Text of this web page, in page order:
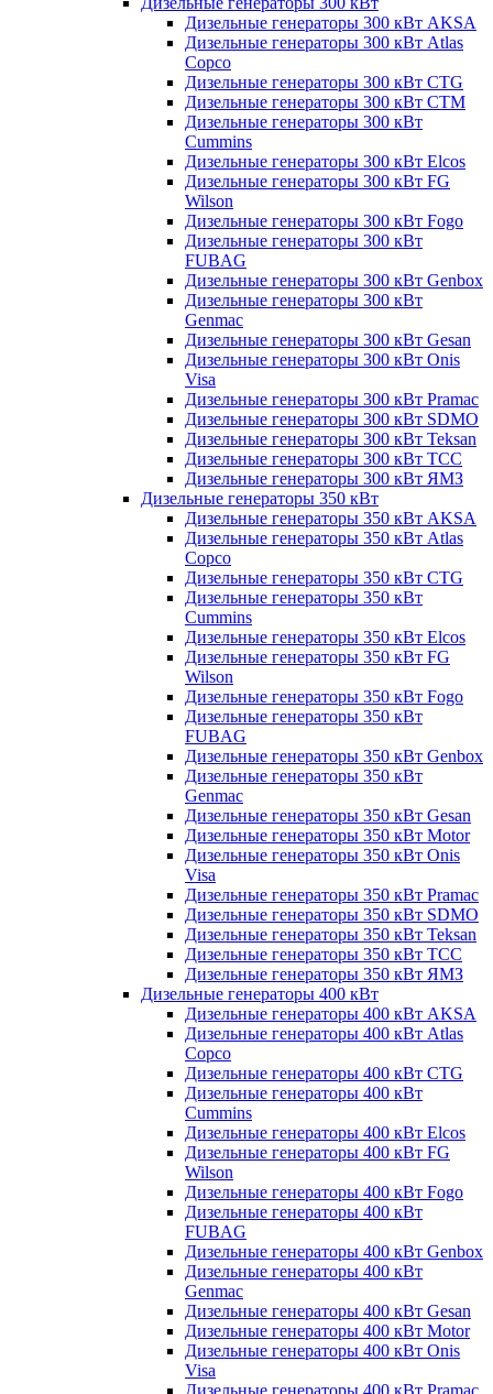
Дизельные генераторы 300 кВт AKSA
Дизельные генераторы 300 кВт Atlas
Copco
Дизельные генераторы 300 кВт CTG
Дизельные генераторы 300 кВт CTM
Дизельные генераторы 300 кВт
Cummins
Дизельные генераторы 300 кВт Elcos
Дизельные генераторы 300 кВт FG
Wilson
Дизельные генераторы 300 кВт Fogo
Дизельные генераторы 300 кВт
FUBAG
Дизельные генераторы 300 кВт Genbox
Дизельные генераторы 300 кВт
Genmac
Дизельные генераторы 300 кВт Gesan
Дизельные генераторы 300 кВт Onis
Visa
Дизельные генераторы 300 кВт Pramac
Дизельные генераторы 300 кВт SDMO
Дизельные генераторы 300 кВт Teksan
Дизельные генераторы 300 кВт ТСС
Дизельные генераторы 300 кВт ЯМЗ
Дизельные генераторы 350 кВт
Дизельные генераторы 350 кВт AKSA
Дизельные генераторы 350 кВт Atlas
Copco
Дизельные генераторы 350 кВт CTG
Дизельные генераторы 350 кВт
Cummins
Дизельные генераторы 350 кВт Elcos
Дизельные генераторы 350 кВт FG
Wilson
Дизельные генераторы 350 кВт Fogo
Дизельные генераторы 350 кВт
FUBAG
Дизельные генераторы 350 кВт Genbox
Дизельные генераторы 350 кВт
Genmac
Дизельные генераторы 350 кВт Gesan
Дизельные генераторы 350 кВт Motor
Дизельные генераторы 350 кВт Onis
Visa
Дизельные генераторы 350 кВт Pramac
Дизельные генераторы 350 кВт SDMO
Дизельные генераторы 350 кВт Teksan
Дизельные генераторы 350 кВт ТСС
Дизельные генераторы 350 кВт ЯМЗ
Дизельные генераторы 400 кВт
Дизельные генераторы 400 кВт AKSA
Дизельные генераторы 400 кВт Atlas
Copco
Дизельные генераторы 400 кВт CTG
Дизельные генераторы 400 кВт
Cummins
Дизельные генераторы 400 кВт Elcos
Дизельные генераторы 400 кВт FG
Wilson
Дизельные генераторы 400 кВт Fogo
Дизельные генераторы 400 кВт
FUBAG
Дизельные генераторы 400 кВт Genbox
Дизельные генераторы 400 кВт
Genmac
Дизельные генераторы 400 кВт Gesan
Дизельные генераторы 400 кВт Motor
Дизельные генераторы 400 кВт Onis
Visa
Дизельные генераторы 400 кВт Pramac